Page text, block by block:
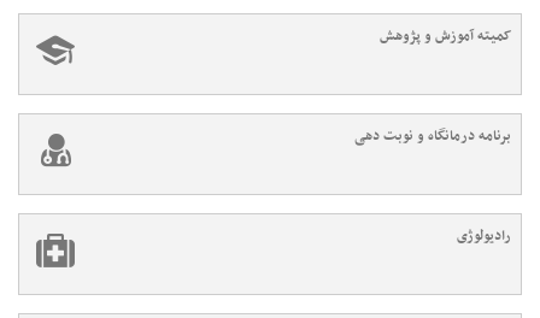
کمیته آموزش و پژوهش
برنامه درمانگاه و نوبت دهی
رادیولوژی